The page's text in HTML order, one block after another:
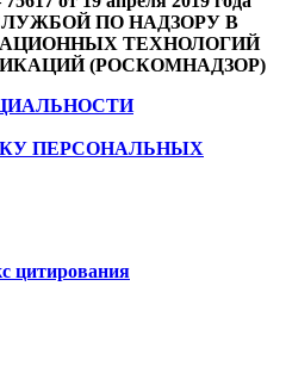
ПО НАДЗОРУ В
ТЕХНОЛОГИЙ
(РОСКОМНАДЗОР)
ПЕРСОНАЛЬНЫХ